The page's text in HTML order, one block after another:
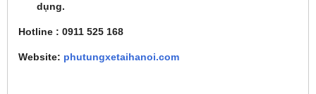
dụng.
Hotline : 0911 525 168
Website: phutungxetaihanoi.com